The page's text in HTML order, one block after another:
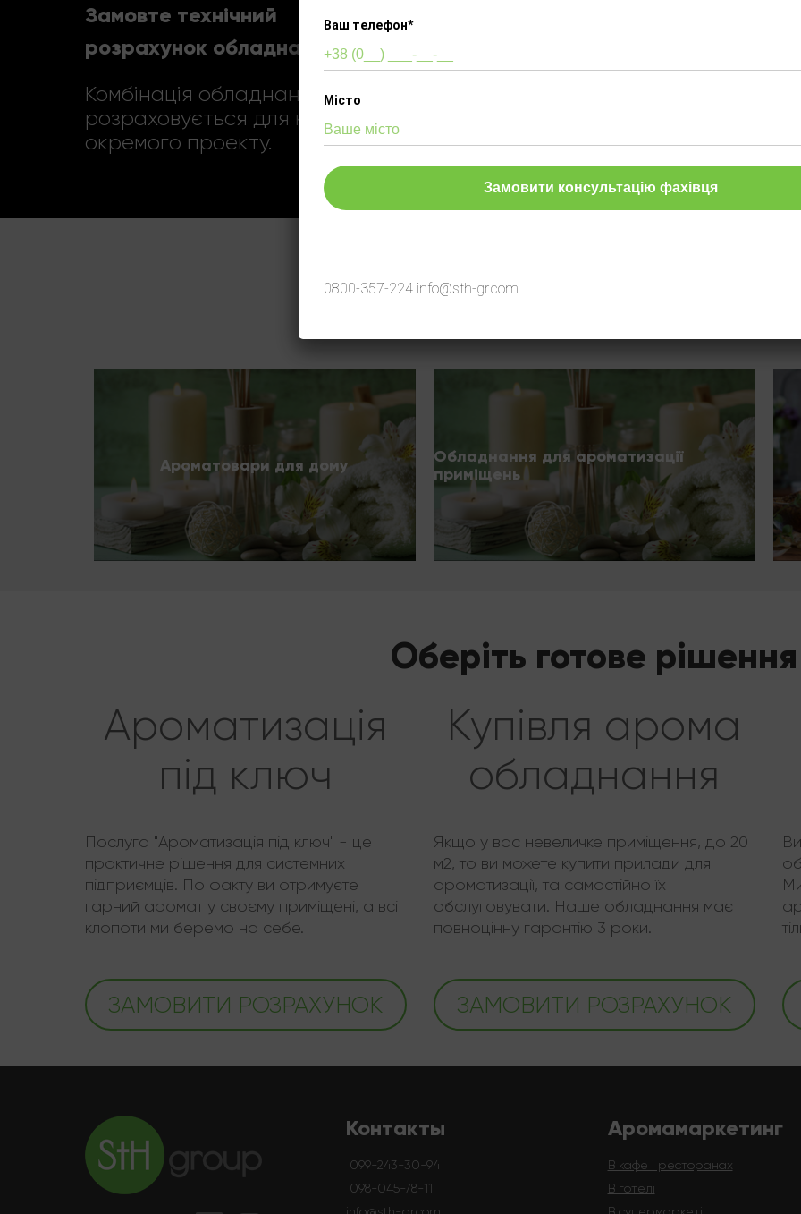
Замовте технічний
розрахунок обладнання
Комбінація обладнання
розраховується для кожного
окремого проекту.
Інші товари
Ароматовари для дому
Обладнання для ароматизації
приміщень
Оберіть готове рішення
Ароматизація
під ключ
Послуга "Ароматизація під ключ" - це
практичне рішення для системних
підприємців. По факту ви отримуєте
гарний аромат у своєму приміщені, а всі
клопоти ми беремо на себе.
ЗАМОВИТИ РОЗРАХУНОК
Купівля арома
обладнання
Якщо у вас невеличке приміщення, до 20
м2, то ви можете купити прилади для
ароматизації, та самостійно їх
обслуговувати. Наше обладнання має
повноцінну гарантію 3 роки.
ЗАМОВИТИ РОЗРАХУНОК
Контакты
099-243-30-94
098-045-78-11
Аромамаркетинг
В кафе і ресторанах
В готелі
Ваш телефон*
Місто
0800-357-224 info@sth-gr.com